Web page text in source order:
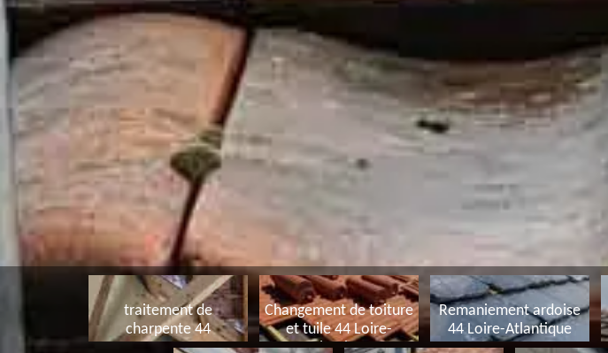
traitement de
charpente 44
Changement de toiture
et tuile 44 Loire-
Atlantique
Remaniement ardoise
44 Loire-Atlantique